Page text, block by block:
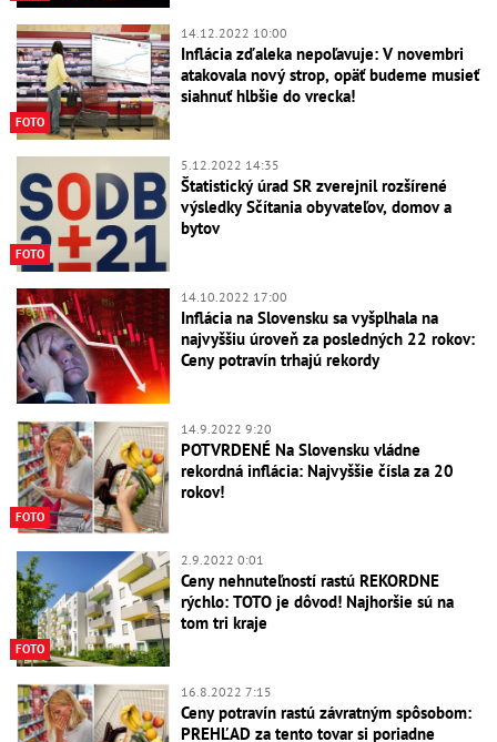
FOTO
14.12.2022 10:00
Inflácia zďaleka nepoľavuje: V novembri
atakovala nový strop, opäť budeme musieť
siahnuť hlbšie do vrecka!
FOTO
5.12.2022 14:35
Štatistický úrad SR zverejnil rozšírené
výsledky Sčítania obyvateľov, domov a
bytov
14.10.2022 17:00
Inflácia na Slovensku sa vyšplhala na
najvyššiu úroveň za posledných 22 rokov:
Ceny potravín trhajú rekordy
FOTO
14.9.2022 9:20
POTVRDENÉ Na Slovensku vládne
rekordná inflácia: Najvyššie čísla za 20
rokov!
FOTO
2.9.2022 0:01
Ceny nehnuteľností rastú REKORDNE
rýchlo: TOTO je dôvod! Najhoršie sú na
tom tri kraje
16.8.2022 7:15
Ceny potravín rastú závratným spôsobom:
PREHĽAD za tento tovar si poriadne